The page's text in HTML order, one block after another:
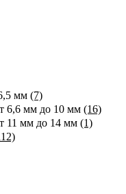
мм (7)
6,6 мм до 10 мм (16)
11 мм до 14 мм (1)